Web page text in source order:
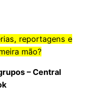
reportagens e
mão?
– Central